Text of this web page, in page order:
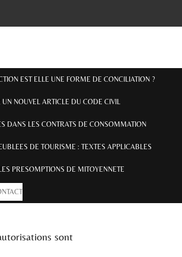
EST ELLE UNE FORME DE CONCILIATION ?
NOUVEL ARTICLE DU CODE CIVIL
DANS LES CONTRATS DE CONSOMMATION
DE TOURISME : TEXTES APPLICABLES
LES PRESOMPTIONS DE MITOYENNETE
sont